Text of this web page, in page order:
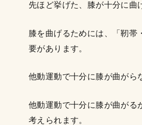
先ほど挙げた、膝が十分に曲
膝を曲げるためには、「靭帯
要があります。
他動運動で十分に膝が曲がら
他動運動で十分に膝が曲がる
考えられます。